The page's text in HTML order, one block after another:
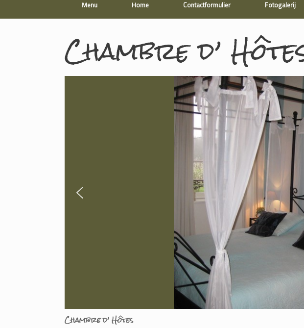
Menu Home Contactformulier Fotogalerij
Chambre d’
Chambre d’ Hôtes